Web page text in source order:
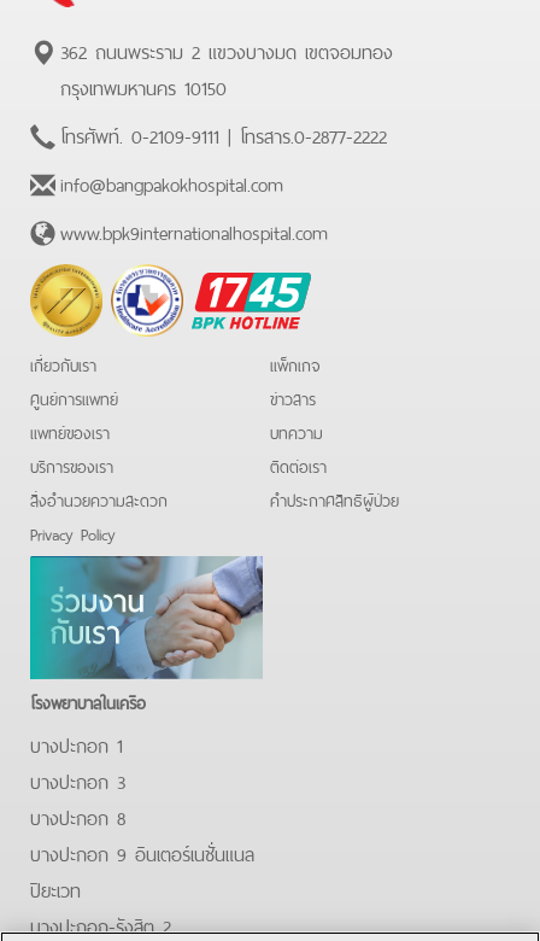
362 ถนนพระราม 2 แขวงบางมด เขตจอมทอง
กรุงเทพมหานคร 10150
โทรศัพท์. 0-2109-9111 | โทรสาร.0-2877-2222
info@bangpakokhospital.com
www.bpk9internationalhospital.com
BPK
Hotline
เกี่ยวกับเรา
ศูนย์การแพทย์
แพทย์ของเรา
บริการของเรา
สิ่งอำนวยความสะดวก
Privacy Policy
แพ็กเกจ
ข่าวสาร
บทความ
ติดต่อเรา
คําประกาศสิทธิผู้ป่วย
โรงพยาบาลในเครือ
บางปะกอก 1
บางปะกอก 3
บางปะกอก 8
บางปะกอก 9 อินเตอร์เนชั่นแนล
ปิยะเวท
บางปะกอก-รังสิต 2